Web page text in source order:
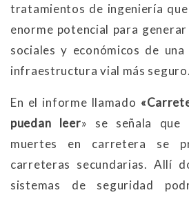
tratamientos de ingeniería
enorme potencial para
sociales y económicos de
infraestructura vial más seguro.
En el informe llamado
puedan leer» se señala que
muertes en carretera se
carreteras secundarias. Allí
sistemas de seguridad